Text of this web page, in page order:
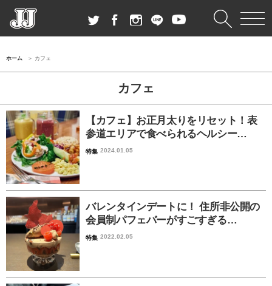
ホーム カフェ
カフェ
【カフェ】お正月太りをリセット！表
参道エリアで食べられるヘルシー…
特集 2024.01.05
バレンタインデートに！ 住所非公開の
会員制パフェバーがすごすぎる…
特集 2022.02.05